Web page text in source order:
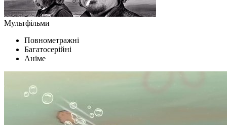
Мультфільми
Повнометражні
Багатосерійні
Аніме